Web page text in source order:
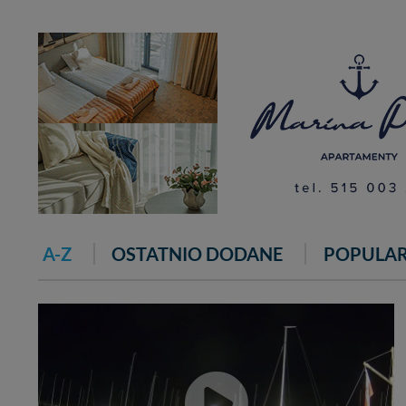
A-Z OSTATNIO DODANE